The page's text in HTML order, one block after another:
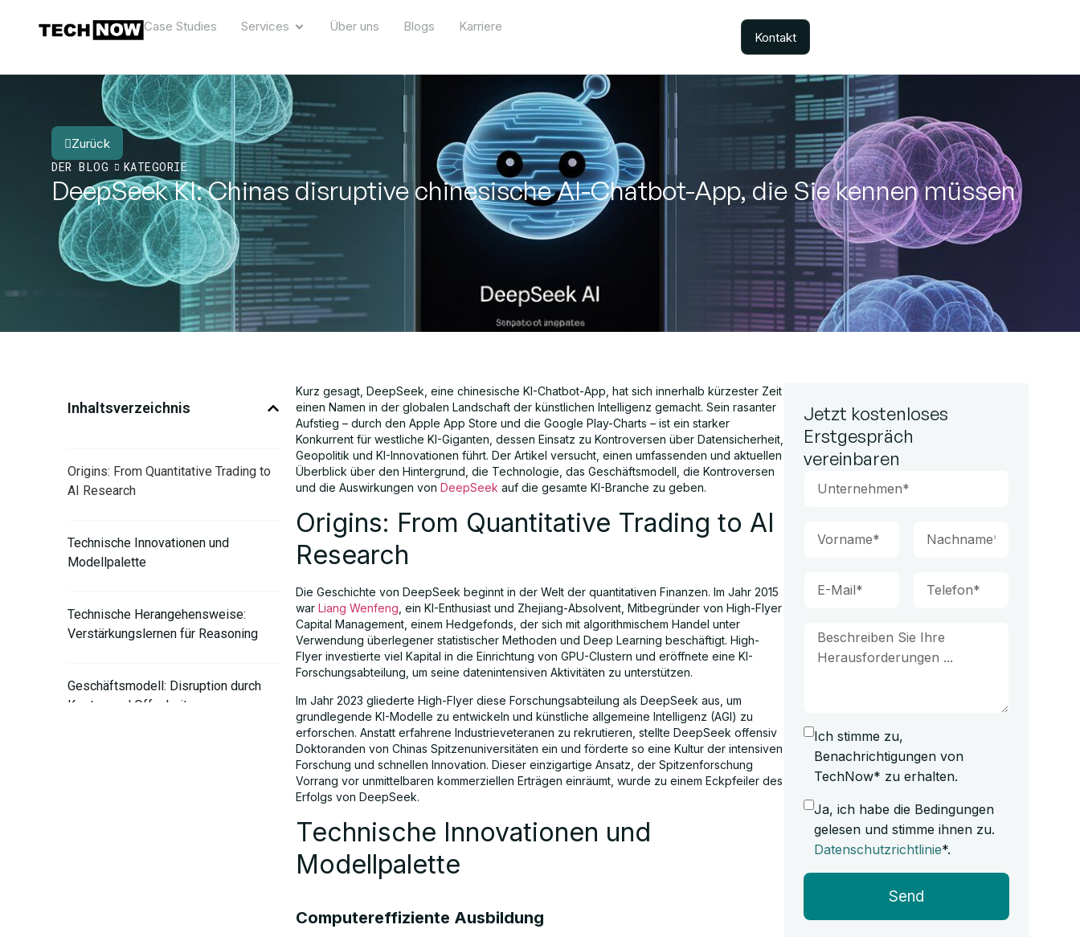
Case Studies Services Über uns Blogs Karriere
Kontakt
Zurück
DER BLOG
KATEGORIE
DeepSeek KI: Chinas disruptive chinesische AI-Chatbot-App, die Sie kennen müssen
Inhaltsverzeichnis
Origins: From Quantitative Trading to
AI Research
Technische Innovationen und
Modellpalette
Technische Herangehensweise:
Verstärkungslernen für Reasoning
Geschäftsmodell: Disruption durch
Kosten und Offenheit
Kurz gesagt, DeepSeek, eine chinesische KI-Chatbot-App, hat sich innerhalb kürzester Zeit
einen Namen in der globalen Landschaft der künstlichen Intelligenz gemacht. Sein rasanter
Aufstieg – durch den Apple App Store und die Google Play-Charts – ist ein starker
Konkurrent für westliche KI-Giganten, dessen Einsatz zu Kontroversen über Datensicherheit,
Geopolitik und KI-Innovationen führt. Der Artikel versucht, einen umfassenden und aktuellen
Überblick über den Hintergrund, die Technologie, das Geschäftsmodell, die Kontroversen
und die Auswirkungen von DeepSeek auf die gesamte KI-Branche zu geben.
Origins: From Quantitative Trading to AI
Research
Die Geschichte von DeepSeek beginnt in der Welt der quantitativen Finanzen. Im Jahr 2015
war Liang Wenfeng , ein KI-Enthusiast und Zhejiang-Absolvent, Mitbegründer von High-Flyer
Capital Management, einem Hedgefonds, der sich mit algorithmischem Handel unter
Verwendung überlegener statistischer Methoden und Deep Learning beschäftigt. High-
Flyer investierte viel Kapital in die Einrichtung von GPU-Clustern und eröffnete eine KI-
Forschungsabteilung, um seine datenintensiven Aktivitäten zu unterstützen.
Im Jahr 2023 gliederte High-Flyer diese Forschungsabteilung als DeepSeek aus, um
grundlegende KI-Modelle zu entwickeln und künstliche allgemeine Intelligenz (AGI) zu
erforschen. Anstatt erfahrene Industrieveteranen zu rekrutieren, stellte DeepSeek offensiv
Doktoranden von Chinas Spitzenuniversitäten ein und förderte so eine Kultur der intensiven
Forschung und schnellen Innovation. Dieser einzigartige Ansatz, der Spitzenforschung
Vorrang vor unmittelbaren kommerziellen Erträgen einräumt, wurde zu einem Eckpfeiler des
Erfolgs von DeepSeek.
Technische Innovationen und
Modellpalette
Computereffiziente Ausbildung
Jetzt kostenloses
Erstgespräch
vereinbaren
Ich stimme zu,
Benachrichtigungen von
TechNow* zu erhalten.
Ja, ich habe die Bedingungen
gelesen und stimme ihnen zu.
Datenschutzrichtlinie*.
Send